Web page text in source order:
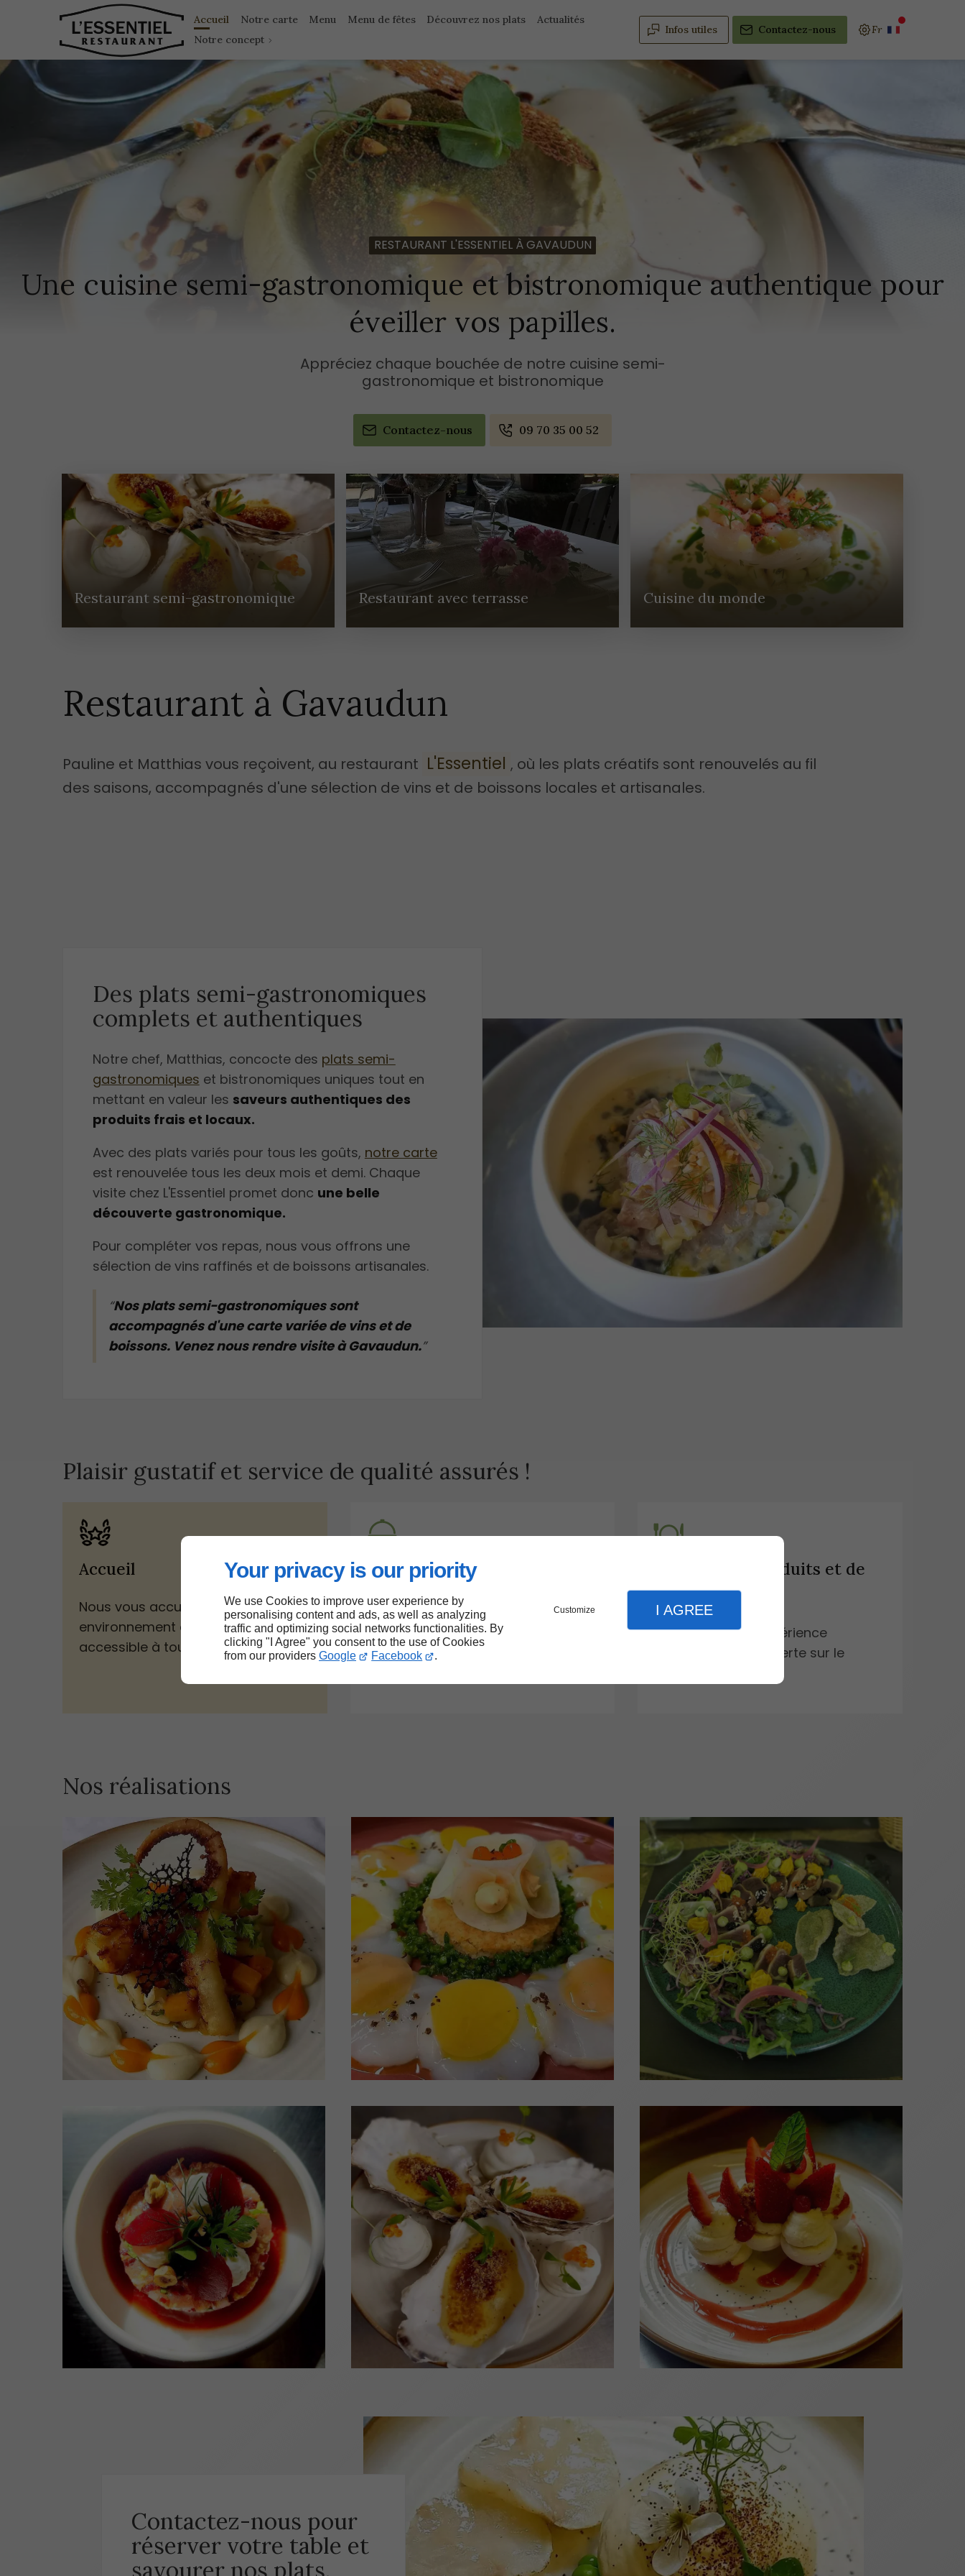
Your privacy is our priority
We use Cookies to improve user experience by
personalising content and ads, as well as analyzing
traffic and optimizing social networks functionalities. By
clicking "I Agree" you consent to the use of Cookies
from our providers Google Facebook .
Customize I AGREE
Accueil Notre carte Menu Menu de fêtes Découvrez nos plats
Actualités
Notre concept
Infos utiles Contactez-nous
RESTAURANT L'ESSENTIEL À GAVAUDUN
Une cuisine semi-gastronomique et bistronomique authentique pour
éveiller vos papilles.
Appréciez chaque bouchée de notre cuisine semi-
gastronomique et bistronomique
Contactez-nous 09 70 35 00 52
Restaurant semi-gastronomique Restaurant avec terrasse Cuisine du monde
Restaurant à Gavaudun
Pauline et Matthias vous reçoivent, au restaurant L'Essentiel , ​​ où les plats créatifs sont renouvelés au fil
des saisons, accompagnés d'une sélection de vins et de boissons locales et artisanales.
Des plats semi-gastronomiques
complets et authentiques
Notre chef, Matthias, concocte des plats semi-
gastronomiques et bistronomiques uniques tout en
mettant en valeur les saveurs authentiques des
produits frais et locaux.
Avec des plats variés pour tous les goûts, notre carte
est renouvelée tous les deux mois et demi. Chaque
visite chez L'Essentiel promet donc une belle
découverte gastronomique.
Pour compléter vos repas, nous vous offrons une
sélection de vins raffinés et de boissons artisanales.
Nos plats semi-gastronomiques sont
accompagnés d'une carte variée de vins et de
boissons. Venez nous rendre visite à Gavaudun.
Plaisir gustatif et service de qualité assurés !
Accueil
Nous vous accueillons dans un
environnement agréable et
accessible à tous.
Service
Nous vous offrons une expérience
culinaire exceptionnelle.
Diversité de produits et de
plats
Venez vivre une expérience
gastronomique ouverte sur le
Nos réalisations
Contactez-nous pour
réserver votre table et
savourer nos plats.